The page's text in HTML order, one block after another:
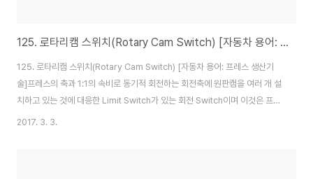
125. 로타리캠 스위치(Rotary Cam Switch) [자동차 용어: 프레스 생산기술]
125. 로타리캠 스위치(Rotary Cam Switch) [자동차 용어: 프레스 생산기
술]프레스의 축과 1:1의 속비로 동기적 회전하는 회전축에 원판캠을 여러 개 설
치하고 있는 것에 대응한 Limit Switch가 있는 회전 Switch이며 이것은 프레
스의 임의 필요 각도에서 전기적 신호를 꺼내기 위한 것이며 상사점 확인용, 안
2017. 3. 3.